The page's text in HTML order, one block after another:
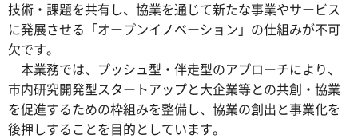
技術・課題を共有し、協業を通じて新たな事業やサービス
に発展させる「オープンイノベーション」の仕組みが不可
欠です。
本業務では、プッシュ型・伴走型のアプローチにより、
市内研究開発型スタートアップと大企業等との共創・協業
を促進するための枠組みを整備し、協業の創出と事業化を
後押しすることを目的としています。